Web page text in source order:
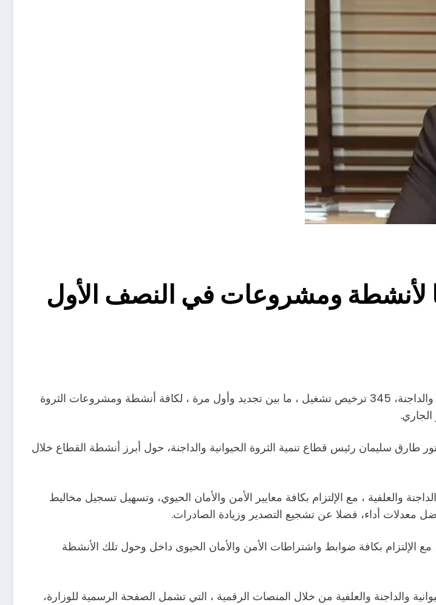
أكثر من 345 ترخيصا لأنشطة ومشروعات في النصف الأول
أصدرت وزارة الزراعة واستصلاح الأراضي، ممثلة في قطاع تنمية الثروة الحيوانية والداجنة، 345 ترخيص تشغيل ، ما بين تجديد وأول مرة ، لكافة أنشطة ومشروعات الثروة
الجاري.
طارق سليمان رئيس قطاع تنمية الثروة الحيوانية والداجنة، حول أبرز أنشطة القطاع خلال
والعلفية ، مع الإلتزام بكافة معايير الأمن والأمان الحيوي، وتسهيل تسجيل مخاليط
معدلات أداء، فضلا عن تشجيع التصدير وزيادة الصادرات.
للمربى الصغير، مع الإلتزام بكافة ضوابط واشتراطات الأمن والأمان الحيوى داخل وحول تلك الأنشطة
والداجنة والعلفية من خلال المنصات الرقمية ، التي تشمل الصفحة الرسمية للوزارة،